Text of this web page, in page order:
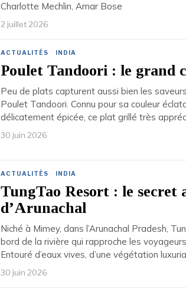
Charlotte Mechlin, Amar Bose
2 juillet 2026
ACTUALITÉS · INDIA
Poulet Tandoori : le grand
Peu de plats capturent aussi bien les
Poulet Tandoori. Connu pour sa couleur
délicatement épicée, ce plat grillé très
30 juin 2026
ACTUALITÉS · INDIA
TungTao Resort : le secret
d’Arunachal
Niché à Mimey, dans l’Arunachal Pradesh,
bord de la rivière qui rapproche les
Entouré d’eaux vives, d’une végétation
30 juin 2026